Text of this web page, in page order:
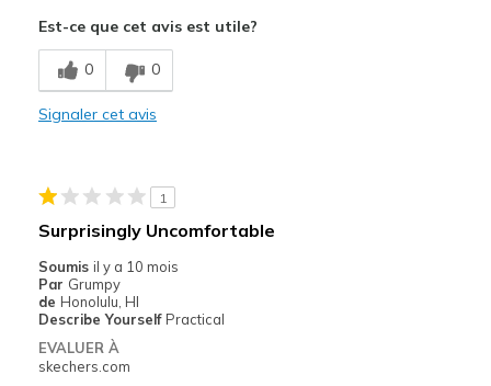
Le contre
Hyper rigide au devant du pied. Ca me blesse
Inconfortable
Au bureau
Pour faire du sport
Quotidien
Taille
Bonne taille
Largeur
Est-ce que cet avis est utile?
0 0
Signaler cet avis
1
Surprisingly Uncomfortable
Soumis il y a 10 mois
Par Grumpy
de Honolulu, HI
Describe Yourself Practical
EVALUER À
skechers.com